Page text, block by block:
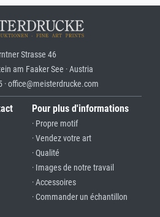
Strasse 46
am Faaker See · Austria
· office@meisterdrucke.com
Pour plus d'informations
· Propre motif
· Vendez votre art
· Qualité
· Images de notre travail
· Accessoires
· Commander un échantillon